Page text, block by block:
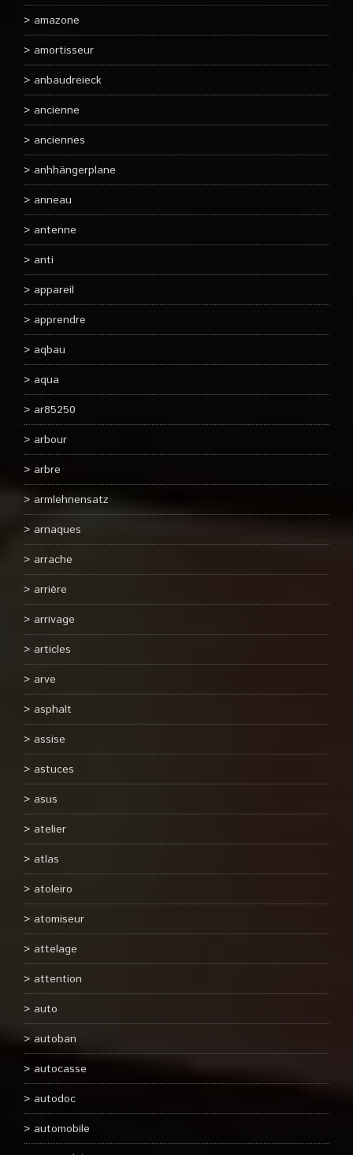
amazone
amortisseur
anbaudreieck
ancienne
anciennes
anhhängerplane
anneau
antenne
anti
appareil
apprendre
aqbau
aqua
ar85250
arbour
arbre
armlehnensatz
arnaques
arrache
arrière
arrivage
articles
arve
asphalt
assise
astuces
asus
atelier
atlas
atoleiro
atomiseur
attelage
attention
auto
autoban
autocasse
autodoc
automobile